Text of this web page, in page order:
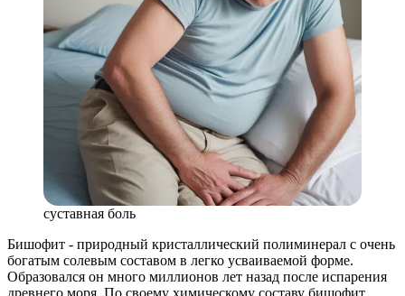
суставная боль
Бишофит - природный кристаллический полиминерал с очень
богатым солевым составом в легко усваиваемой форме.
Образовался он много миллионов лет назад после испарения
древнего моря. По своему химическому составу бишофит